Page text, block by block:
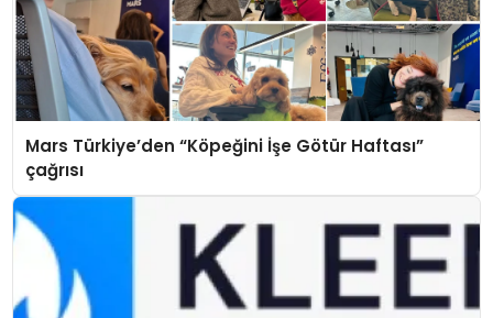
Mars Türkiye’den “Köpeğini İşe Götür Haftası”
çağrısı